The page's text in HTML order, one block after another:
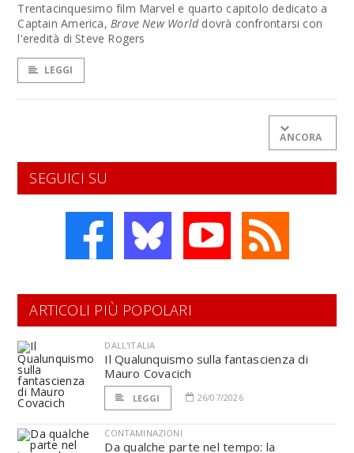
Trentacinquesimo film Marvel e quarto capitolo dedicato a
Captain America, Brave New Worlddovrà confrontarsi con
l'eredità di Steve Rogers
LEGGI
ANCORA
SEGUICI SU
ARTICOLI PIÙ POPOLARI
DALL'ITALIA
Il Qualunquismo sulla fantascienza di
Mauro Covacich
LEGGI 26/07/2026
CONTAMINAZIONI
Da qualche parte nel tempo: la